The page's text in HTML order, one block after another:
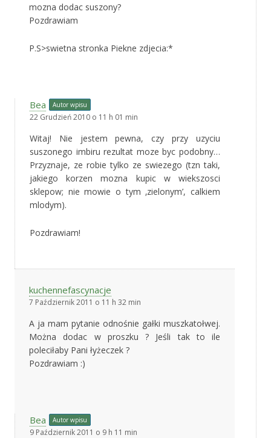
mozna dodac suszony?
Pozdrawiam
P.S>swietna stronka Piekne zdjecia:*
Bea Autor wpisu
22 Grudzień 2010 o 11 h 01 min
Witaj! Nie jestem pewna, czy przy uzyciu
suszonego imbiru rezultat moze byc podobny…
Przyznaje, ze robie tylko ze swiezego (tzn taki,
jakiego korzen mozna kupic w wiekszosci
sklepow; nie mowie o tym ‚zielonym’, calkiem
mlodym).
Pozdrawiam!
kuchennefascynacje
7 Październik 2011 o 11 h 32 min
A ja mam pytanie odnośnie gałki muszkatołwej.
Można dodac w proszku ? Jeśli tak to ile
poleciłaby Pani łyżeczek ?
Pozdrawiam :)
Bea Autor wpisu
9 Październik 2011 o 9 h 11 min